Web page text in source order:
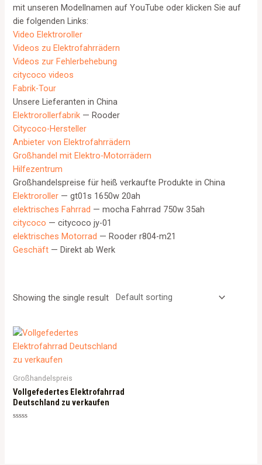
mit unseren Modellnamen auf YouTube oder klicken Sie auf
die folgenden Links:
Video Elektroroller
Videos zu Elektrofahrrädern
Videos zur Fehlerbehebung
citycoco videos
Fabrik-Tour
Unsere Lieferanten in China
Elektrorollerfabrik — Rooder
Citycoco-Hersteller
Anbieter von Elektrofahrrädern
Großhandel mit Elektro-Motorrädern
Hilfezentrum
Großhandelspreise für heiß verkaufte Produkte in China
Elektroroller — gt01s 1650w 20ah
elektrisches Fahrrad — mocha Fahrrad 750w 35ah
citycoco — citycoco jy-01
elektrisches Motorrad — Rooder r804-m21
Geschäft — Direkt ab Werk
Showing the single result
Großhandelspreis
Vollgefedertes Elektrofahrrad
Deutschland zu verkaufen